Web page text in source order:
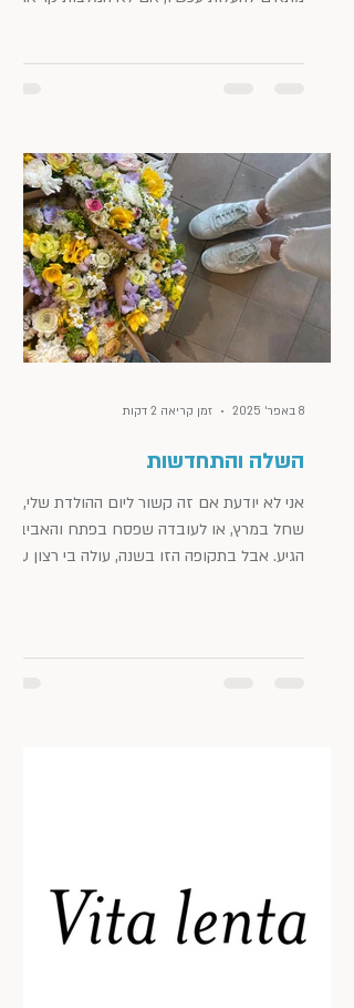
השלה והתחדשות
אני לא יודעת אם זה קשור ליום ההולדת שלי,
שחל במרץ, או לעובדה שפסח בפתח והאביב
הגיע. אבל בתקופה הזו בשנה, עולה בי רצון עז
8 באפר׳ 2025 זמן קריאה 2 דקות